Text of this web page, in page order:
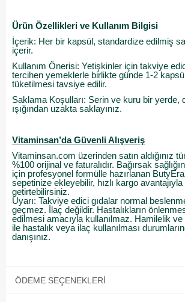
Ürün Özellikleri ve Kullanım Bilgisi
İçerik: Her bir kapsül, standardize edilmiş
içerir.
Kullanım Önerisi: Yetişkinler için takviye
tercihen yemeklerle birlikte günde 1-2
tüketilmesi tavsiye edilir.
Saklama Koşulları: Serin ve kuru bir yerde,
ışığından uzakta saklayınız.
Vitaminsan’da Güvenli Alışveriş
Vitaminsan.com üzerinden satın aldığınız
%100 orijinal ve faturalıdır. Bağırsak
için profesyonel formülle hazırlanan
sepetinize ekleyebilir, hızlı kargo avantajıyla
getirtebilirsiniz.
Uyarı: Takviye edici gıdalar normal
geçmez. İlaç değildir. Hastalıkların
edilmesi amacıyla kullanılmaz. Hamilelik
ile hastalık veya ilaç kullanılması
danışınız.
ÖDEME SEÇENEKLERI